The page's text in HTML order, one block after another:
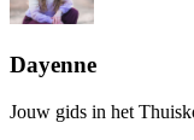
Dayenne
Jouw gids in het